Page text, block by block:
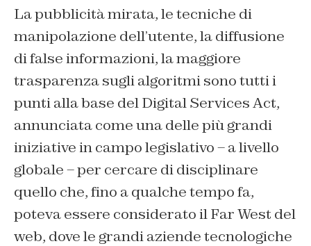
La pubblicità mirata, le tecniche di
manipolazione dell’utente, la diffusione
di false informazioni, la maggiore
trasparenza sugli algoritmi sono tutti i
punti alla base del Digital Services Act,
annunciata come una delle più grandi
iniziative in campo legislativo – a livello
globale – per cercare di disciplinare
quello che, fino a qualche tempo fa,
poteva essere considerato il Far West del
web, dove le grandi aziende tecnologiche